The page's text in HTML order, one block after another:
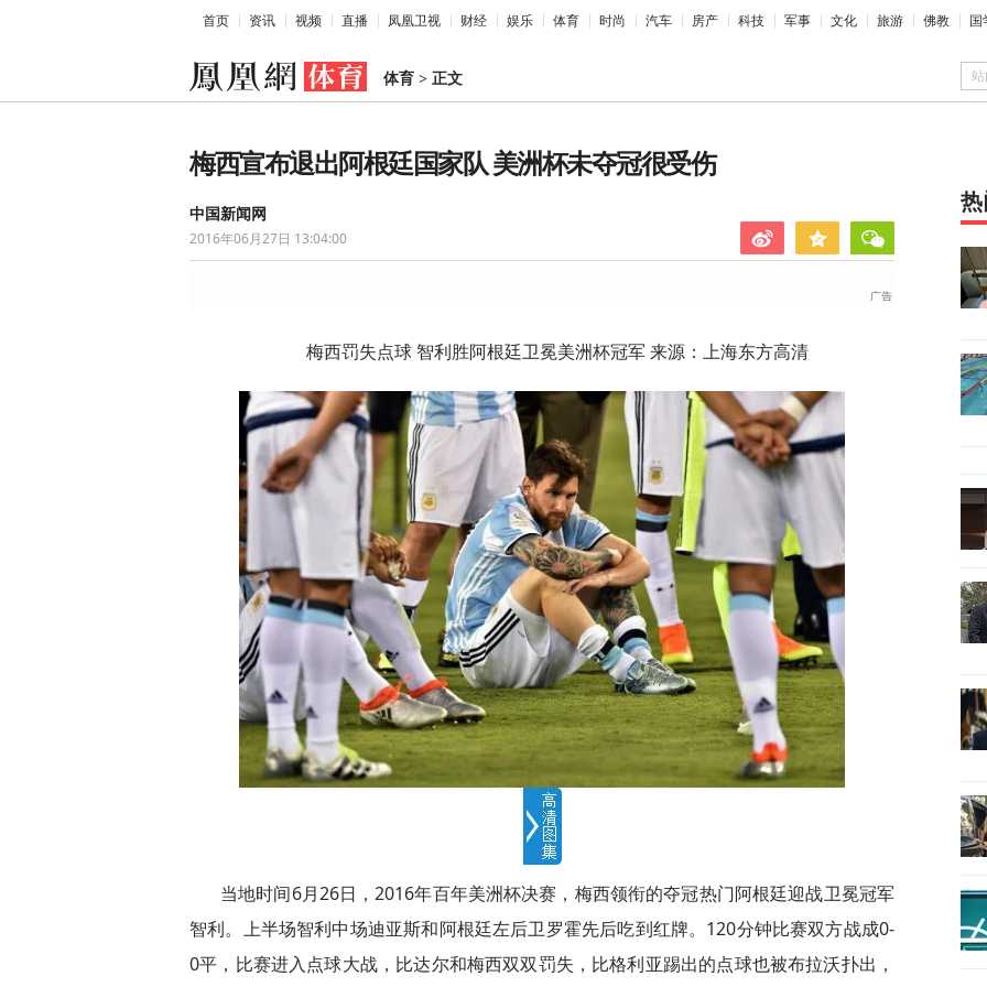
首页 资讯 视频 直播 凤凰卫视 财经 娱乐 体育 时尚 汽车 房产 科技 军事 文化 旅游 佛教 国
体育 > 正文
梅西宣布退出阿根廷国家队 美洲杯未夺冠很受伤
中国新闻网
2016年06月27日 13:04:00
梅西罚失点球 智利胜阿根廷卫冕美洲杯冠军 来源：上海东方高清
当地时间6月26日，2016年百年美洲杯决赛，梅西领衔的夺冠热门阿根廷迎战卫冕冠军
智利。上半场智利中场迪亚斯和阿根廷左后卫罗霍先后吃到红牌。120分钟比赛双方战成0-
0平，比赛进入点球大战，比达尔和梅西双双罚失，比格利亚踢出的点球也被布拉沃扑出，
热